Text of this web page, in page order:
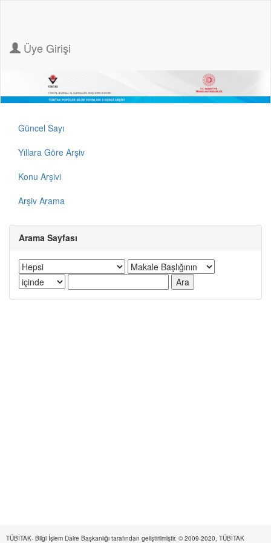
Üye Girişi
Güncel Sayı
Yıllara Göre Arşiv
Konu Arşivi
Arşiv Arama
Arama Sayfası
TÜBİTAK- Bilgi İşlem Daire Başkanlığı tarafından geliştirilmiştir. © 2009-2020, TÜBİTAK